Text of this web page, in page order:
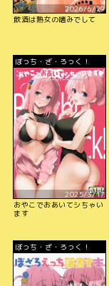
2026/6/29
飲酒は熟女の嗜みでして
ぼっち・ざ・ろっく！
2025/3/17
おやこでおあいてシちゃい
ます
ぼっち・ざ・ろっく！